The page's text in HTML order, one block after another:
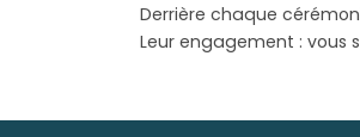
Derrière chaque
Leur engagement :